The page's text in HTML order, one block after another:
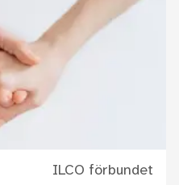
ILCO förbundet